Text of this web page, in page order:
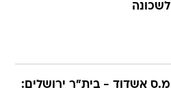
לשכונה
מ.ס אשדוד - בית"ר ירושלים: